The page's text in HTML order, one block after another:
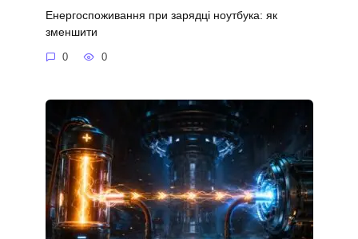
Енергоспоживання при зарядці ноутбука: як
зменшити
0 0